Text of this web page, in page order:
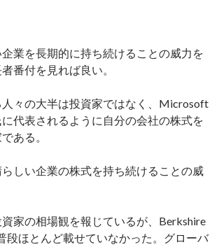
業を長期的に持ち続けることの威力を
番付を見れば良い。
々の大半は投資家ではなく、Microsoft
代表されるように自分の会社の株式を
ある。
しい企業の株式を持ち続けることの威
家の相場観を報じているが、Berkshire
段ほとんど載せていなかった。グローバ